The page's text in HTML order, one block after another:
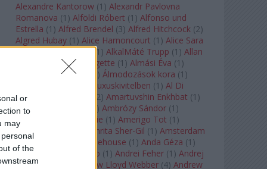
or
to
may
of the
Alexandre Kantorow (1 ) Alexandr Pavlovna
Romanova (1 ) Alföldi Róbert (1 ) Alfonso und
Estrella (1 ) Alfred Brendel (3) Alfred Hitchcock (2)
Algred Hubay (1 ) Alice Harnoncourt (1 ) Alice Sara
Ott (1) Alice Springs (1 ) AlkalMáté Trupp (1 ) Allan
Allen Midgette (1 ) Almási Éva (1 )
Almásy László Ede
) Álmodozások kora (1 )
Álom luxuskivitelben (1 ) Al Di
Meola
2) Amartuvshin Enkhbat (1 )
Ambroise Thomas
) Ambrózy Sándor (1 )
Ambrus Kyri
Amélie (1 ) Amerigo Tot (1 )
Amikor Galéria
Amrita Sher-Gil (1 ) Amsterdam
Baroque
Amy Winehouse (1 ) Anda Géza (1 )
Andrea del Verrocchio (1 ) Andrei Feher (1 ) Andrej
Tarkovszkij
Andrew Lloyd Webber (4) Andrew